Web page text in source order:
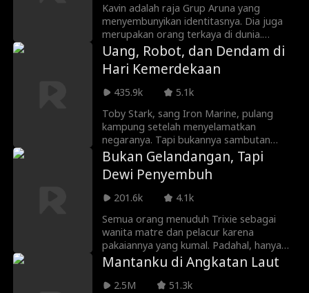
Kavin adalah raja Grup Aruna yang
menyembunyikan identitasnya. Dia juga
merupakan orang terkaya di dunia.
Namun, ketika dia kembali dari medan
pertempuran, kekasih masa kecilnya
dengan kejam mencampakkannya,
bahkan menganggapnya sebagai badut.
Bagaimana sang penguasa dunia ini akan
membuat gadis itu menyesal?
Uang, Robot, dan Dendam di
Hari Kemerdekaan
435.9k
5.1k
Toby Stark, sang Iron Marine, pulang
kampung setelah menyelamatkan
negaranya. Tapi bukannya sambutan
hangat, dia malah diputusin mentah-
mentah oleh mantannya， yang bahkan
nggak tahu kalau dia adalah pria terkaya
di dunia! Bagaimana Toby akan
membalasnya?
Bukan Gelandangan, Tapi
Dewi Penyembuh
201.6k
4.1k
Semua orang menuduh Trixie sebagai
wanita matre dan pelacur karena
pakaiannya yang kumal. Padahal, hanya
dia yang bisa menyembuhkan pria paling
tampan dan kaya di negeri ini, pahlawan
perang, Lysander Armstrong! (Sekaligus
Mantanku di Angkatan Laut
2.5M
51.3k